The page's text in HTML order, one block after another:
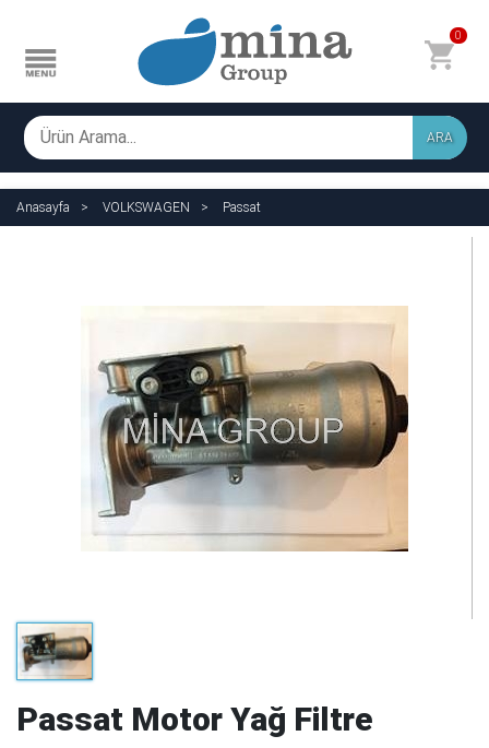
0
ARA
Anasayfa VOLKSWAGEN Passat
Passat Motor Yağ Filtre